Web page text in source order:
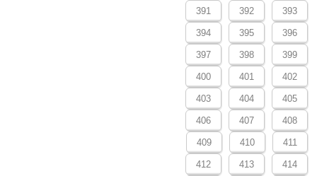
391 392 393
394 395 396
397 398 399
400 401 402
403 404 405
406 407 408
409 410 411
412 413 414